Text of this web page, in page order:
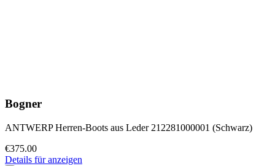
Bogner
ANTWERP Herren-Boots aus Leder 212281000001 (Schwarz)
€375.00
Details für anzeigen